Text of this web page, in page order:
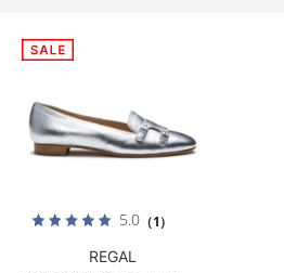
5.0（1）
REGAL